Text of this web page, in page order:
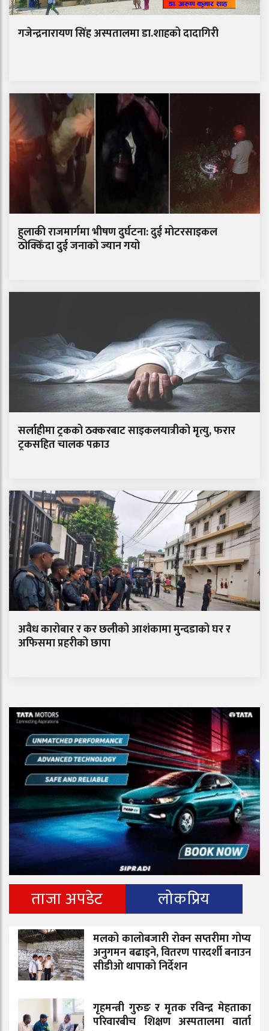
गजेन्द्रनारायण सिंह अस्पतालमा डा.शाहको दादागिरी
हुलाकी राजमार्गमा भीषण दुर्घटना: दुई मोटरसाइकल
ठोक्किँदा दुई जनाको ज्यान गयो
सर्लाहीमा ट्रकको ठक्करबाट साइकलयात्रीको मृत्यु, फरार
ट्रकसहित चालक पक्राउ
अवैध कारोबार र कर छलीको आशंकामा मुन्दडाको घर र
अफिसमा प्रहरीको छापा
ताजा अपडेट लोकप्रिय
मलको कालोबजारी रोक्न सप्तरीमा गोप्य
अनुगमन बढाइने, वितरण पारदर्शी बनाउन
सीडीओ थापाको निर्देशन
गृहमन्त्री गुरुङ र मृतक रविन्द्र मेहताका
परिवारबीच शिक्षण अस्पतालमा वार्ता